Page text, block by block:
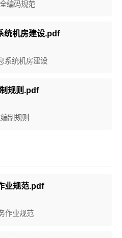
编码规范
统机房建设.pdf
系统机房建设
规则.pdf
制规则
业规范.pdf
作业规范